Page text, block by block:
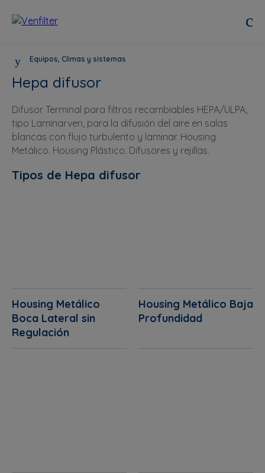
Equipos, Climas y sistemas
Hepa difusor
Difusor Terminal para filtros recambiables HEPA/ULPA,
tipo Laminarven, para la difusión del aire en salas
blancas con flujo turbulento y laminar. Housing
Metálico. Housing Plástico. Difusores y rejillas.
Tipos de Hepa difusor
Housing Metálico
Boca Lateral sin
Regulación
Housing Metálico Baja
Profundidad